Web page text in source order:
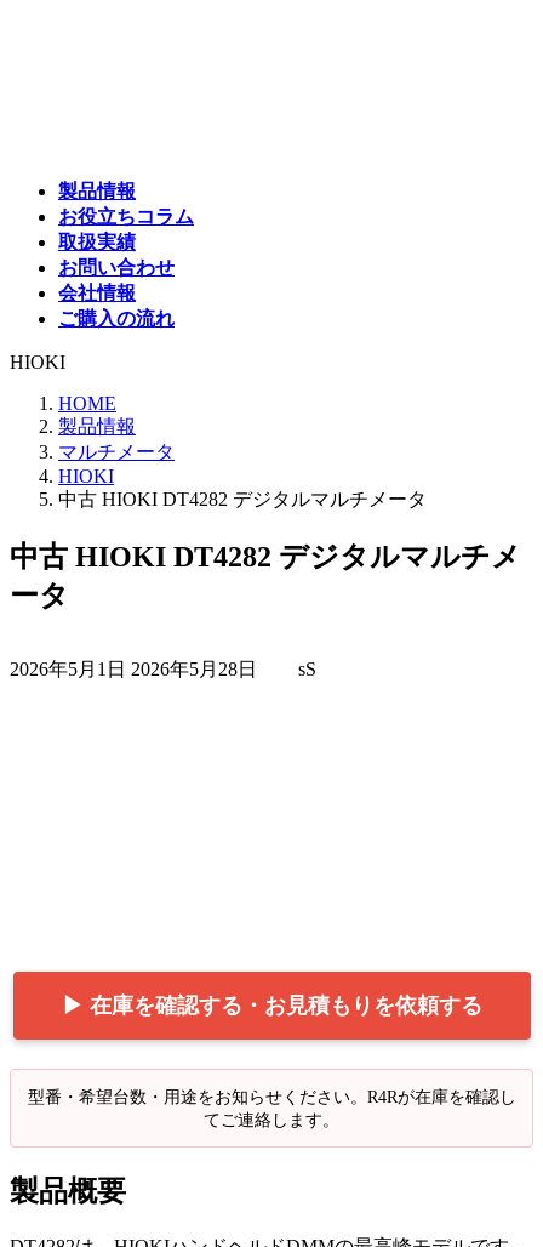
製品情報
お役立ちコラム
取扱実績
お問い合わせ
会社情報
ご購入の流れ
HIOKI
HOME
製品情報
マルチメータ
HIOKI
中古 HIOKI DT4282 デジタルマルチメータ
中古 HIOKI DT4282 デジタルマルチメ
ータ
2026年5月1日 終
2026年5月28日 sS
▶ 在庫を確認する・お見積もりを依頼する
型番・希望台数・用途をお知らせください。R4Rが在庫を確認し
てご連絡します。
製品概要